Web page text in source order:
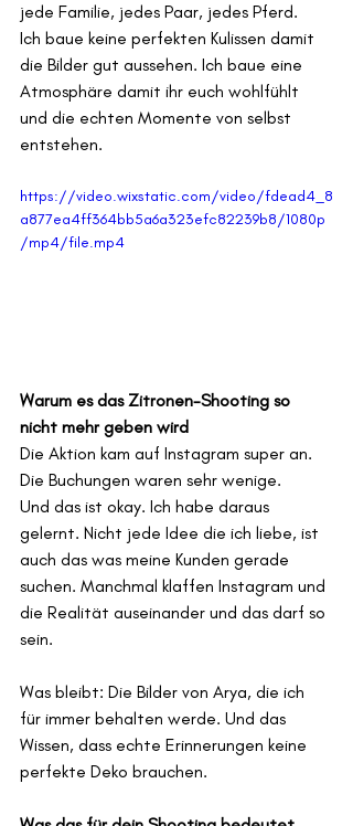
jede Familie, jedes Paar, jedes Pferd.
Ich baue keine perfekten Kulissen damit
die Bilder gut aussehen. Ich baue eine
Atmosphäre damit ihr euch wohlfühlt
und die echten Momente von selbst
entstehen.
https://video.wixstatic.com/video/fdead4_8
a877ea4ff364bb5a6a323efc82239b8/1080p
/mp4/file.mp4
Warum es das Zitronen-Shooting so
nicht mehr geben wird
Die Aktion kam auf Instagram super an.
Die Buchungen waren sehr wenige.
Und das ist okay. Ich habe daraus
gelernt. Nicht jede Idee die ich liebe, ist
auch das was meine Kunden gerade
suchen. Manchmal klaffen Instagram und
die Realität auseinander und das darf so
sein.
Was bleibt: Die Bilder von Arya, die ich
für immer behalten werde. Und das
Wissen, dass echte Erinnerungen keine
perfekte Deko brauchen.